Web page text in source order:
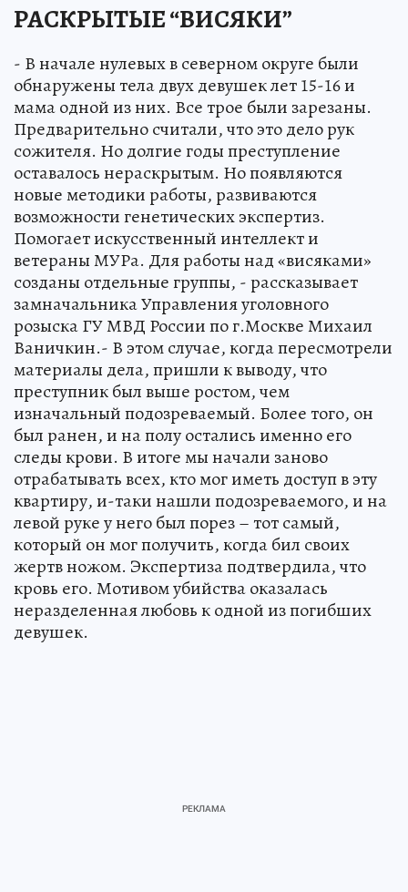
РАСКРЫТЫЕ “ВИСЯКИ”
- В начале нулевых в северном округе были
обнаружены тела двух девушек лет 15-16 и
мама одной из них. Все трое были зарезаны.
Предварительно считали, что это дело рук
сожителя. Но долгие годы преступление
оставалось нераскрытым. Но появляются
новые методики работы, развиваются
возможности генетических экспертиз.
Помогает искусственный интеллект и
ветераны МУРа. Для работы над «висяками»
созданы отдельные группы, - рассказывает
замначальника Управления уголовного
розыска ГУ МВД России по г.Москве Михаил
Ваничкин.- В этом случае, когда пересмотрели
материалы дела, пришли к выводу, что
преступник был выше ростом, чем
изначальный подозреваемый. Более того, он
был ранен, и на полу остались именно его
следы крови. В итоге мы начали заново
отрабатывать всех, кто мог иметь доступ в эту
квартиру, и-таки нашли подозреваемого, и на
левой руке у него был порез – тот самый,
который он мог получить, когда бил своих
жертв ножом. Экспертиза подтвердила, что
кровь его. Мотивом убийства оказалась
неразделенная любовь к одной из погибших
девушек.